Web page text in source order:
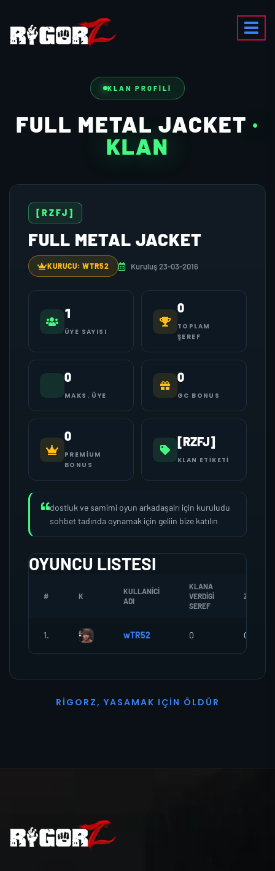
KLAN PROFILI
FULL METAL JACKET ·
KLAN
[RZFJ]
FULL METAL JACKET
KURUCU: WTR52 Kuruluş 23-03-2016
1
ÜYE SAYISI
0
TOPLAM
ŞEREF
0
MAKS. ÜYE
0
GC BONUS
0
PREMIUM
BONUS
[RZFJ]
KLAN ETIKETI
dostluk ve samimi oyun arkadaşalrı için kuruludu
sohbet tadında oynamak için geliin bize katılın
OYUNCU LISTESI
# K
KULLANICI
ADI
KLANA
VERDIGI
SEREF
ZOMBI
1. wTR52 0 0
R I G O R Z, YASAMAK I ÇI N Ö L D Ü R